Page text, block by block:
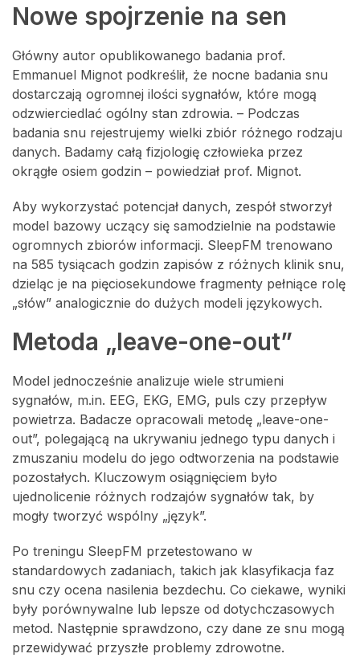
Nowe spojrzenie na sen
Główny autor opublikowanego badania prof.
Emmanuel Mignot podkreślił, że nocne badania snu
dostarczają ogromnej ilości sygnałów, które mogą
odzwierciedlać ogólny stan zdrowia. – Podczas
badania snu rejestrujemy wielki zbiór różnego rodzaju
danych. Badamy całą fizjologię człowieka przez
okrągłe osiem godzin – powiedział prof. Mignot.
Aby wykorzystać potencjał danych, zespół stworzył
model bazowy uczący się samodzielnie na podstawie
ogromnych zbiorów informacji. SleepFM trenowano
na 585 tysiącach godzin zapisów z różnych klinik snu,
dzieląc je na pięciosekundowe fragmenty pełniące rolę
„słów” analogicznie do dużych modeli językowych.
Metoda „leave-one-out”
Model jednocześnie analizuje wiele strumieni
sygnałów, m.in. EEG, EKG, EMG, puls czy przepływ
powietrza. Badacze opracowali metodę „leave-one-
out”, polegającą na ukrywaniu jednego typu danych i
zmuszaniu modelu do jego odtworzenia na podstawie
pozostałych. Kluczowym osiągnięciem było
ujednolicenie różnych rodzajów sygnałów tak, by
mogły tworzyć wspólny „język”.
Po treningu SleepFM przetestowano w
standardowych zadaniach, takich jak klasyfikacja faz
snu czy ocena nasilenia bezdechu. Co ciekawe, wyniki
były porównywalne lub lepsze od dotychczasowych
metod. Następnie sprawdzono, czy dane ze snu mogą
przewidywać przyszłe problemy zdrowotne.